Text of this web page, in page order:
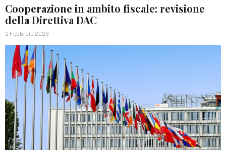
Cooperazione in ambito fiscale: revisione
della Direttiva DAC
2 Febbraio 2026